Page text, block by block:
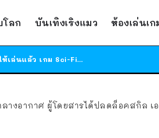
โลก บันเทิงเริงแมว ห้องเล่นเก
ร้านอาหารในนิวยอร์กประกาศปิดตัวลง หลังอยู่มานานกว่า 45 ปี ติดป้ายขอบคุณลูกค้าทุกคน แถมสูตรทำไวท์ซอสให้แบบจัดเต็ม
ได้เวลาเด็กหนวดรวมตัว RF Online Next เปิดให้เล่นแล้ว เกม Sci-Fi MMORPG ระดับตำนาน เล่นได้ทั้งมือถือและ PC
ศ ผู้โดยสารได้ปลดล็อคสกิล เอาเครื่องลงจอดตามคำแน